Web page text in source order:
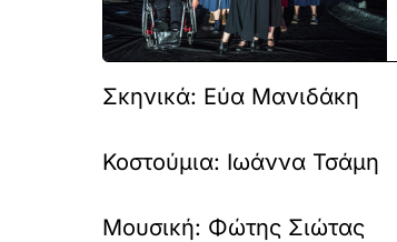
Σκηνικά: Εύα Μανιδάκη
Κοστούμια: Ιωάννα Τσάμη
Μουσική: Φώτης Σιώτας